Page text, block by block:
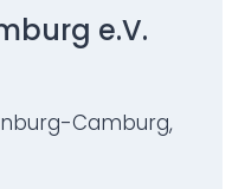
e.V.
Camburg,